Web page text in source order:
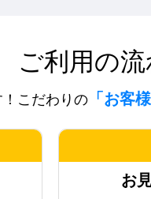
ご利用の
！こだわりの 「お客
お